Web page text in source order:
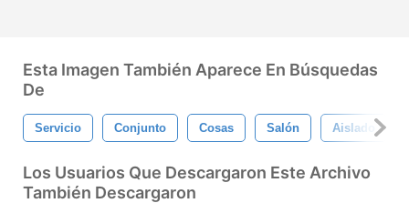
Esta Imagen También Aparece En Búsquedas
De
Servicio Conjunto Cosas Salón Aislado
Los Usuarios Que Descargaron Este Archivo
También Descargaron